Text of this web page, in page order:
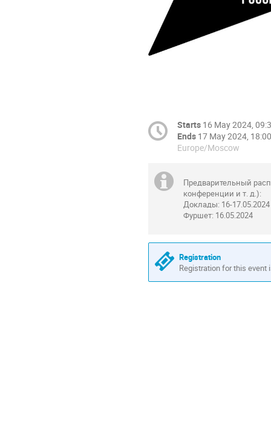
Starts 16 May 2024,
Ends 17 May 2024, 18:00
Europe/Moscow
Предварительный
конференции и т. д.):
Доклады: 16-17.05.2024
Фуршет: 16.05.2024
Registration
Registration for this event